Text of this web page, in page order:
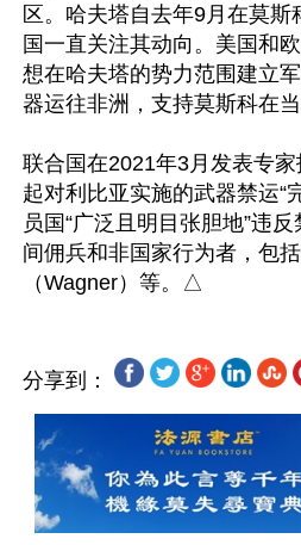
区。哈夫塔自去年9月在莫斯
国一直关注其动向。美国和
想在哈夫塔的势力范围建立
器运往非洲，支持莫斯科在当
联合国在2021年3月发表专
起对利比亚实施的武器禁运“
员国“广泛且明目张胆地”违
间佣兵和非国家行为者，包
分享到：